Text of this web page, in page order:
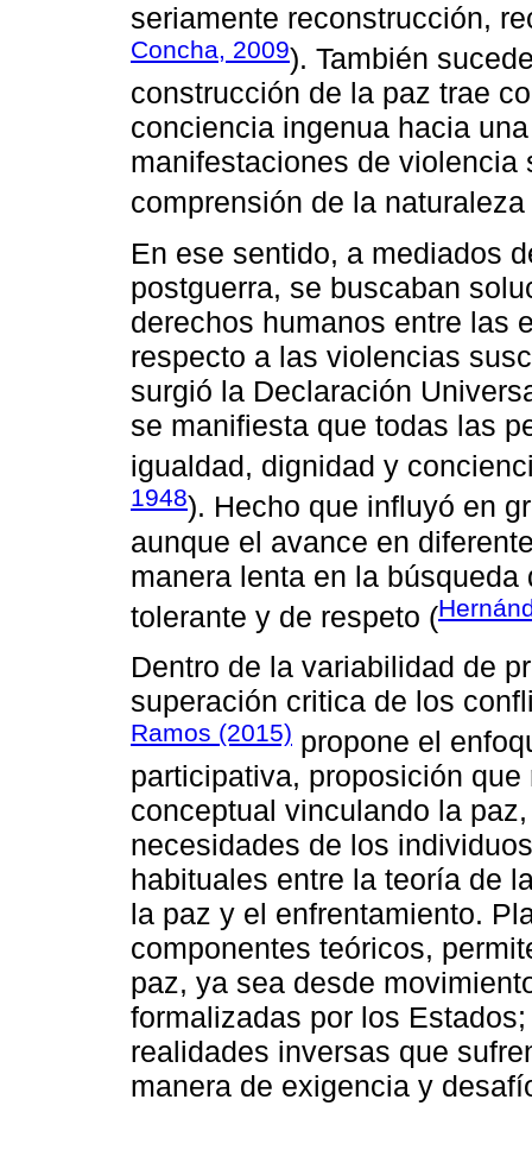
seriamente reconstrucción,
Concha, 2009). También
construcción de la paz trae
conciencia ingenua hacia
manifestaciones de
comprensión de la
En ese sentido, a mediados
postguerra, se buscaban
derechos humanos entre las
respecto a las violencias
surgió la Declaración
se manifiesta que todas las
igualdad, dignidad y
1948). Hecho que influyó en
aunque el avance en
manera lenta en la
tolerante y de respeto (
Dentro de la variabilidad de
superación critica de los
Ramos (2015) propone el
participativa, proposición
conceptual vinculando la
necesidades de los
habituales entre la teoría de
la paz y el enfrentamiento.
componentes teóricos,
paz, ya sea desde
formalizadas por los
realidades inversas que
manera de exigencia y